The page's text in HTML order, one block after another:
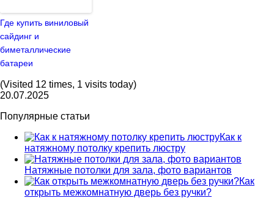
Где купить виниловый
сайдинг и
биметаллические
батареи
(Visited 12 times, 1 visits today)
20.07.2025
Популярные статьи
Как к
натяжному потолку крепить люстру
Натяжные потолки для зала, фото вариантов
Как
открыть межкомнатную дверь без ручки?